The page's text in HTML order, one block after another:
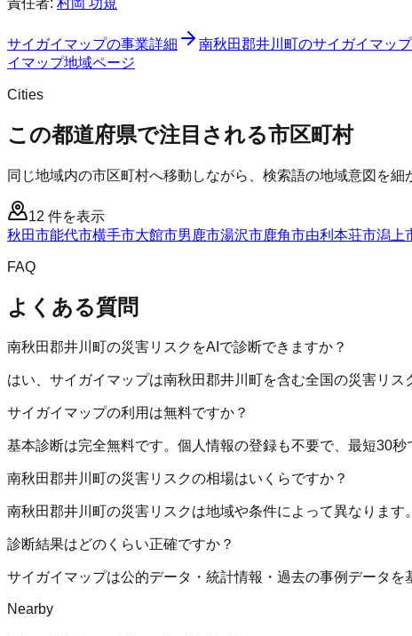
サイガイマップの事業詳細 南秋田郡井川町のサイガイマップ
イマップ地域ページ
Cities
この都道府県で注目される市区町村
同じ地域内の市区町村へ移動しながら、検索語の地域意図を細
12 件を表示
秋田市能代市横手市大館市男鹿市湯沢市鹿角市由利本荘市潟上
FAQ
よくある質問
南秋田郡井川町の災害リスクをAIで診断できますか？
はい、サイガイマップは南秋田郡井川町を含む全国の災害リ
サイガイマップの利用は無料ですか？
基本診断は完全無料です。個人情報の登録も不要で、最短30秒
南秋田郡井川町の災害リスクの相場はいくらですか？
南秋田郡井川町の災害リスクは地域や条件によって異なりま
診断結果はどのくらい正確ですか？
サイガイマップは公的データ・統計情報・過去の事例データ
Nearby